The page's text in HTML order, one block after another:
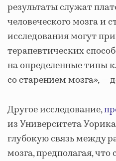
результаты служат
человеческого мозга и
исследования могут
терапевтических
на определенные типы
со старением мозга», —
Другое исследование,
из Университета
глубокую связь между
мозга, предполагая, что